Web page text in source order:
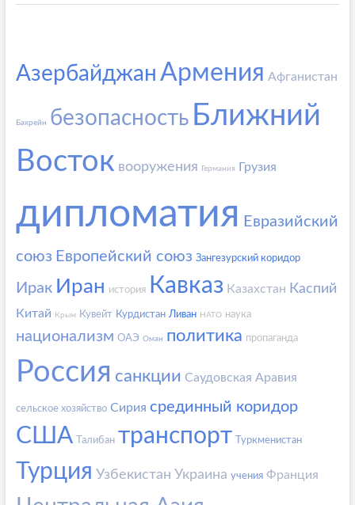
Азербайджан Армения Афганистан
Бахрейн безопасность Ближний
Восток вооружения Германия Грузия
дипломатия Евразийский
союз Европейский союз Зангезурский коридор
Ирак Иран история Кавказ Казахстан Каспий
Китай Крым Кувейт Курдистан Ливан НАТО наука
национализм ОАЭ Оман политика пропаганда
Россия санкции Саудовская Аравия
сельское хозяйство Сирия срединный коридор
США Талибан транспорт Туркменистан
Турция Узбекистан Украина учения Франция